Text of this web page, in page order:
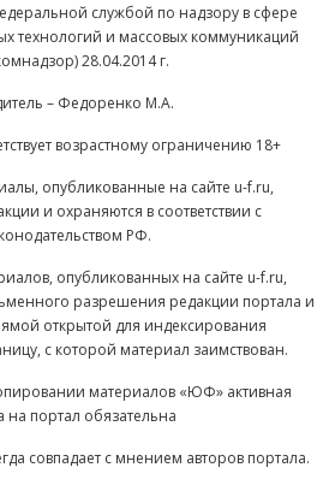
службой по надзору в сфере
технологий и массовых коммуникаций
28.04.2014 г.
– Федоренко М.А.
возрастному ограничению 18+
опубликованные на сайте u-f.ru,
и охраняются в соответствии с
РФ.
опубликованных на сайте u-f.ru,
разрешения редакции портала и
открытой для индексирования
с которой материал заимствован.
материалов «ЮФ» активная
на портал обязательна
совпадает с мнением авторов портала.